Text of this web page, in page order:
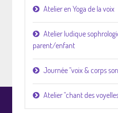
Atelier en Yoga de la voix
Atelier ludique
parent/enfant
Journée "voix & corps
Atelier "chant des